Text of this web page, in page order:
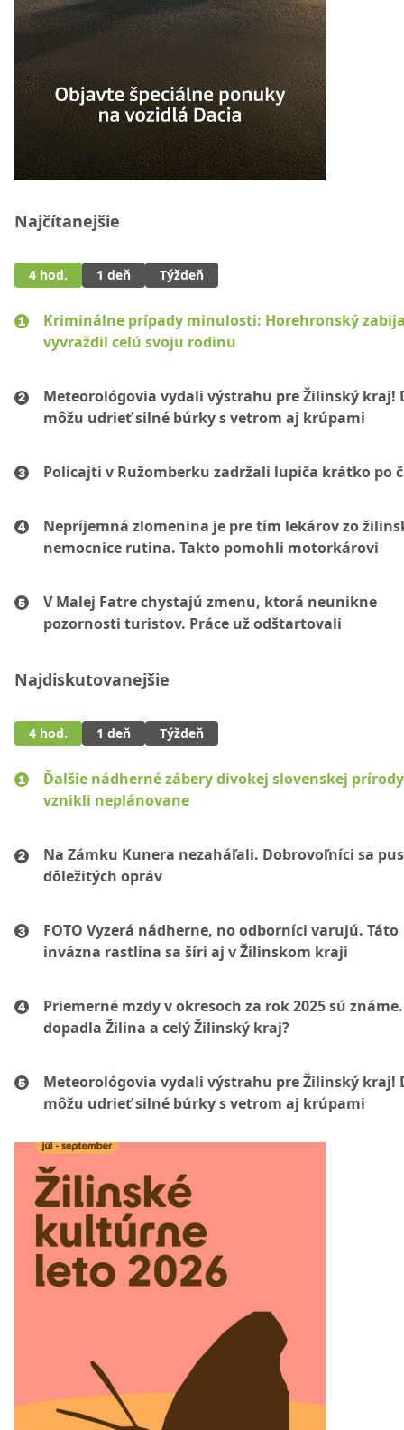
Najčítanejšie
4 hod. 1 deň Týždeň
Kriminálne prípady minulosti: Horehronský
vyvraždil celú svoju rodinu
Meteorológovia vydali výstrahu pre Žilinský kraj!
môžu udrieť silné búrky s vetrom aj krúpami
Policajti v Ružomberku zadržali lupiča krátko po
Nepríjemná zlomenina je pre tím lekárov zo
nemocnice rutina. Takto pomohli motorkárovi
V Malej Fatre chystajú zmenu, ktorá neunikne
pozornosti turistov. Práce už odštartovali
Najdiskutovanejšie
4 hod. 1 deň Týždeň
Ďalšie nádherné zábery divokej slovenskej prírody
vznikli neplánovane
Na Zámku Kunera nezaháľali. Dobrovoľníci sa
dôležitých opráv
FOTO Vyzerá nádherne, no odborníci varujú. Táto
invázna rastlina sa šíri aj v Žilinskom kraji
Priemerné mzdy v okresoch za rok 2025 sú
dopadla Žilina a celý Žilinský kraj?
Meteorológovia vydali výstrahu pre Žilinský kraj!
môžu udrieť silné búrky s vetrom aj krúpami